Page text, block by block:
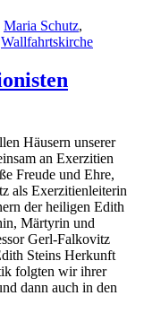
Maria Schutz,
Wallfahrtskirche
Häusern unserer
an Exerzitien
Freude und Ehre,
als Exerzitienleiterin
der heiligen Edith
Märtyrin und
Gerl-Falkovitz
Steins Herkunft
folgten wir ihrer
dann auch in den